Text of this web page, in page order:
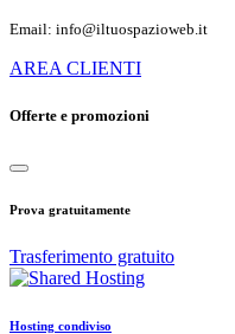
Email: info@iltuospazioweb.it
AREA CLIENTI
Offerte e promozioni
Prova gratuitamente
Trasferimento gratuito
Hosting condiviso